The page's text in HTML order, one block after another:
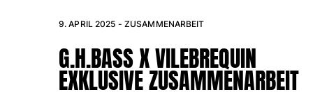
Alle Outdoor anzeigen
Socken
Alle Socken anzeigen
9. APRIL 2025 - ZUSAMMENARBEIT
G.H.BASS X VILEBREQUIN
EXKLUSIVE ZUSAMMENARBEIT